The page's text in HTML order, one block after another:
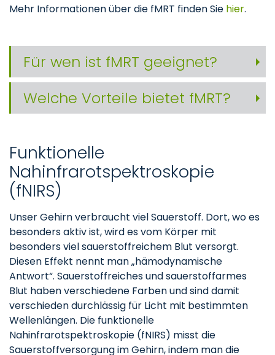
Mehr Informationen über die fMRT finden Sie hier.
Für wen ist fMRT geeignet?
Welche Vorteile bietet fMRT?
Funktionelle
Nahinfrarotspektroskopie
(fNIRS)
Unser Gehirn verbraucht viel Sauerstoff. Dort, wo es
besonders aktiv ist, wird es vom Körper mit
besonders viel sauerstoffreichem Blut versorgt.
Diesen Effekt nennt man „hämodynamische
Antwort“. Sauerstoffreiches und sauerstoffarmes
Blut haben verschiedene Farben und sind damit
verschieden durchlässig für Licht mit bestimmten
Wellenlängen. Die funktionelle
Nahinfrarotspektroskopie (fNIRS) misst die
Sauerstoffversorgung im Gehirn, indem man die